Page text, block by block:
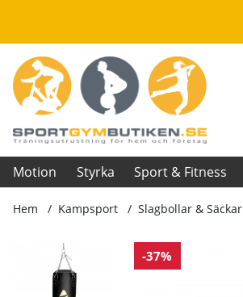
Motion Styrka Sport & Fitness
Hem Kampsport Slagbollar & Säckar
-37%
Produktbilder Boxsäck Gold 15 kg